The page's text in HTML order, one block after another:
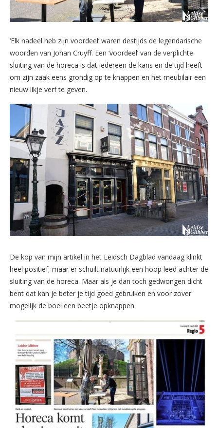
‘Elk nadeel heb zijn voordeel’ waren destijds de legendarische
woorden van Johan Cruyff. Een ‘voordeel’ van de verplichte
sluiting van de horeca is dat iedereen de kans en de tijd heeft
om zijn zaak eens grondig op te knappen en het meubilair een
nieuw likje verf te geven.
De kop van mijn artikel in het Leidsch Dagblad vandaag klinkt
heel positief, maar er schuilt natuurlijk een hoop leed achter de
sluiting van de horeca. Maar als je dan toch gedwongen dicht
bent dat kan je beter je tijd goed gebruiken en voor zover
mogelijk de boel een beetje opknappen.